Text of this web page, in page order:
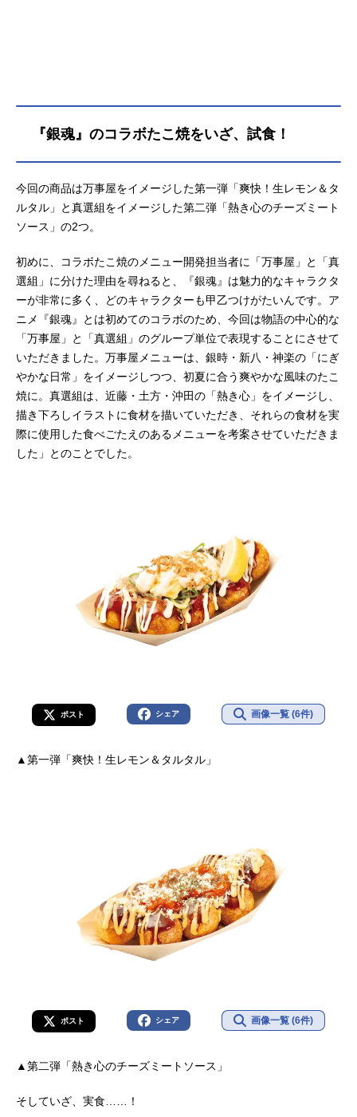
『銀魂』のコラボたこ焼をいざ、試食！
今回の商品は万事屋をイメージした第一弾「爽快！生レモン＆タ
ルタル」と真選組をイメージした第二弾「熱き心のチーズミート
ソース」の2つ。
初めに、コラボたこ焼のメニュー開発担当者に「万事屋」と「真
選組」に分けた理由を尋ねると、『銀魂』は魅力的なキャラクタ
ーが非常に多く、どのキャラクターも甲乙つけがたいんです。ア
ニメ『銀魂』とは初めてのコラボのため、今回は物語の中心的な
「万事屋」と「真選組」のグループ単位で表現することにさせて
いただきました。万事屋メニューは、銀時・新八・神楽の「にぎ
やかな日常」をイメージしつつ、初夏に合う爽やかな風味のたこ
焼に。真選組は、近藤・土方・沖田の「熱き心」をイメージし、
描き下ろしイラストに食材を描いていただき、それらの食材を実
際に使用した食べごたえのあるメニューを考案させていただきま
した」とのことでした。
ポスト シェア 画像一覧 (6件)
▲第一弾「爽快！生レモン＆タルタル」
ポスト シェア 画像一覧 (6件)
▲第二弾「熱き心のチーズミートソース」
そしていざ、実食……！